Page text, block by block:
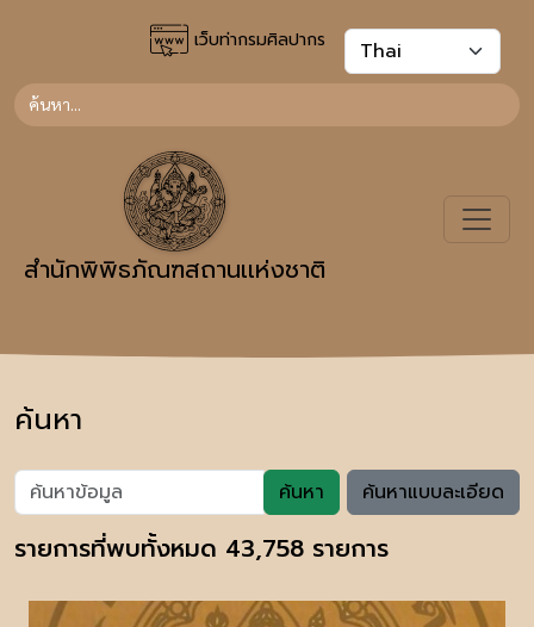
เว็บท่ากรมศิลปากร
สำนักพิพิธภัณฑสถานเเห่งชาติ
ค้นหา
ค้นหา ค้นหาแบบละเอียด
รายการที่พบทั้งหมด 43,758 รายการ